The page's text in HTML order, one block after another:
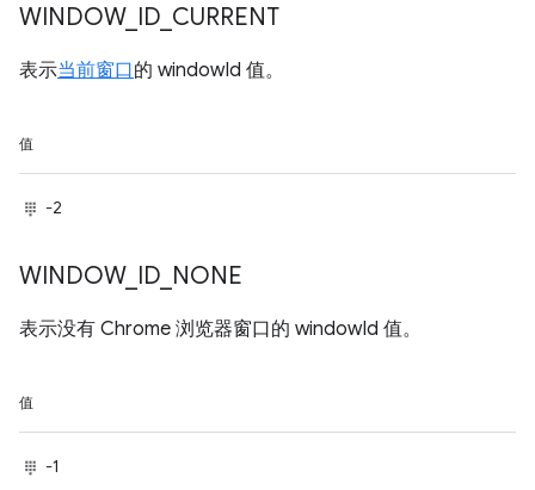
WINDOW_ ID CURRENT
表示当前窗口的 windowId 值。
值
-2
WINDOW_ ID NONE
表示没有 Chrome 浏览器窗口的 windowId 值。
值
-1